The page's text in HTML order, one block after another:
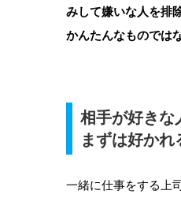
みして嫌いな人を排
かんたんなものでは
相手が好きな
まずは好かれ
一緒に仕事をする上